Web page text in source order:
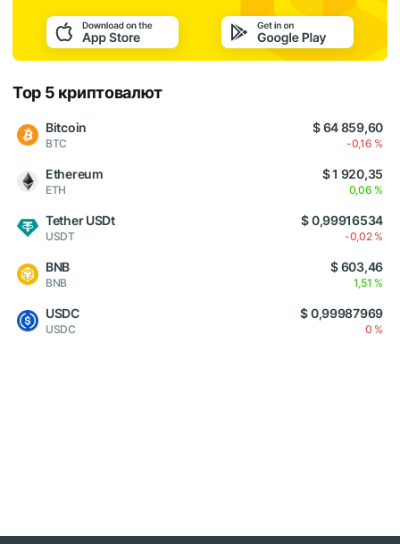
Top 5 криптовалют
Bitcoin
BTC
$ 64 859,60
-0,16 %
Ethereum
ETH
$ 1 920,35
0,06 %
Tether USDt
USDT
$ 0,99916534
-0,02 %
BNB
BNB
$ 603,46
1,51 %
USDC
USDC
$ 0,99987969
0 %